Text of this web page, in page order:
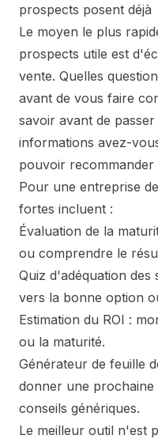
prospects posent déjà
Le moyen le plus
prospects utile est
vente. Quelles
avant de vous faire
savoir avant de
informations avez-
pouvoir recommander
Pour une entreprise
fortes incluent :
Évaluation de la
ou comprendre le
Quiz d'adéquation des
vers la bonne option
Estimation du ROI :
ou la maturité.
Générateur de feuille
donner une prochaine
conseils génériques.
Le meilleur outil n'est